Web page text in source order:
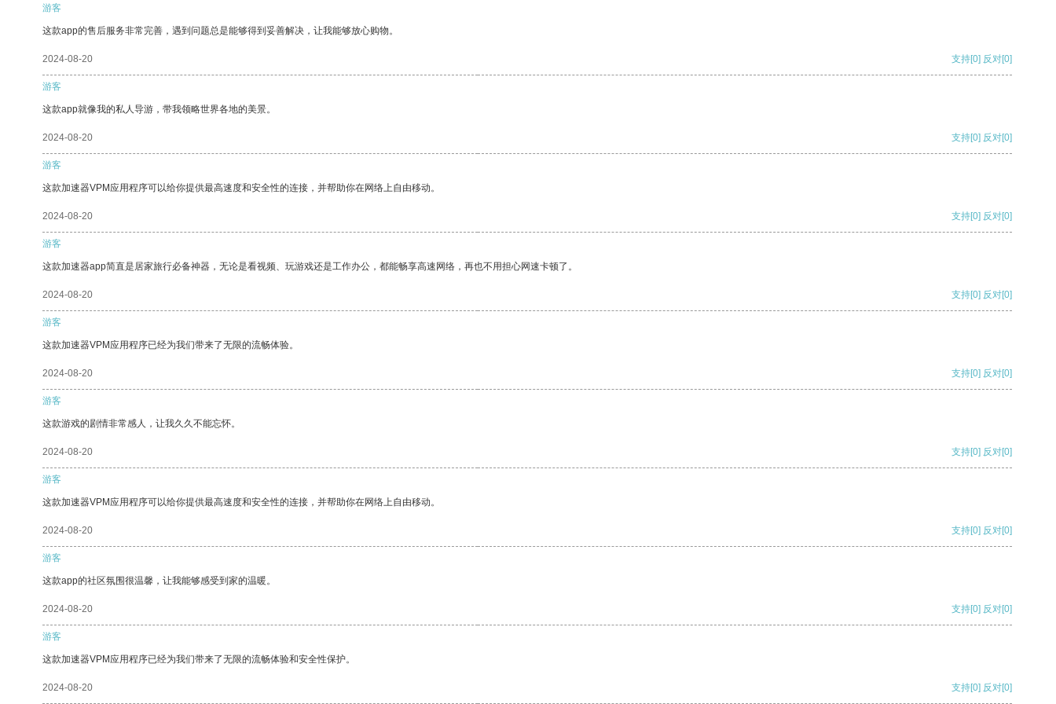
游客
这款app的售后服务非常完善，遇到问题总是能够得到妥善解决，让我能够放心购物。
2024-08-20 支持[0] 反对[0]
游客
这款app就像我的私人导游，带我领略世界各地的美景。
2024-08-20 支持[0] 反对[0]
游客
这款加速器VPM应用程序可以给你提供最高速度和安全性的连接，并帮助你在网络上自由移动。
2024-08-20 支持[0] 反对[0]
游客
这款加速器app简直是居家旅行必备神器，无论是看视频、玩游戏还是工作办公，都能畅享高速网络，再也不用担心网速卡顿了。
2024-08-20 支持[0] 反对[0]
游客
这款加速器VPM应用程序已经为我们带来了无限的流畅体验。
2024-08-20 支持[0] 反对[0]
游客
这款游戏的剧情非常感人，让我久久不能忘怀。
2024-08-20 支持[0] 反对[0]
游客
这款加速器VPM应用程序可以给你提供最高速度和安全性的连接，并帮助你在网络上自由移动。
2024-08-20 支持[0] 反对[0]
游客
这款app的社区氛围很温馨，让我能够感受到家的温暖。
2024-08-20 支持[0] 反对[0]
游客
这款加速器VPM应用程序已经为我们带来了无限的流畅体验和安全性保护。
2024-08-20 支持[0] 反对[0]